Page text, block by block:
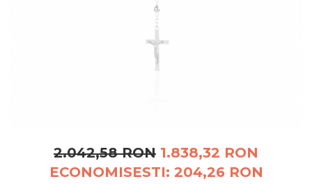
2.042,58 RON 1.838,32 RON
ECONOMISESTI: 204,26 RON